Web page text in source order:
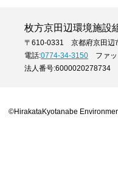
枚方京田辺環境施設
〒610-0331 京都府京田辺
電話:0774-34-3150 ファッ
法人番号:6000020278734
©HirakataKyotanabe